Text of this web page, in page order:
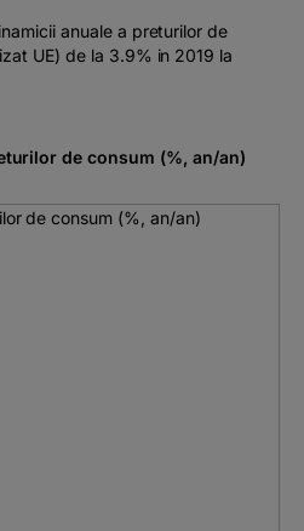
anuale a preturilor de
UE) de la 3.9% in 2019 la
de consum (%, an/an)